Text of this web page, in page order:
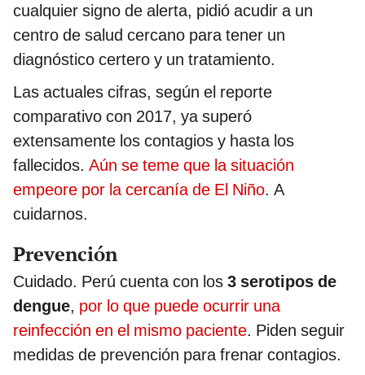
cualquier signo de alerta, pidió acudir a un
centro de salud cercano para tener un
diagnóstico certero y un tratamiento.
Las actuales cifras, según el reporte
comparativo con 2017, ya superó
extensamente los contagios y hasta los
fallecidos. Aún se teme que la situación
empeore por la cercanía de El Niño. A
cuidarnos.
Prevención
Cuidado. Perú cuenta con los 3 serotipos de
dengue, por lo que puede ocurrir una
reinfección en el mismo paciente. Piden seguir
medidas de prevención para frenar contagios.